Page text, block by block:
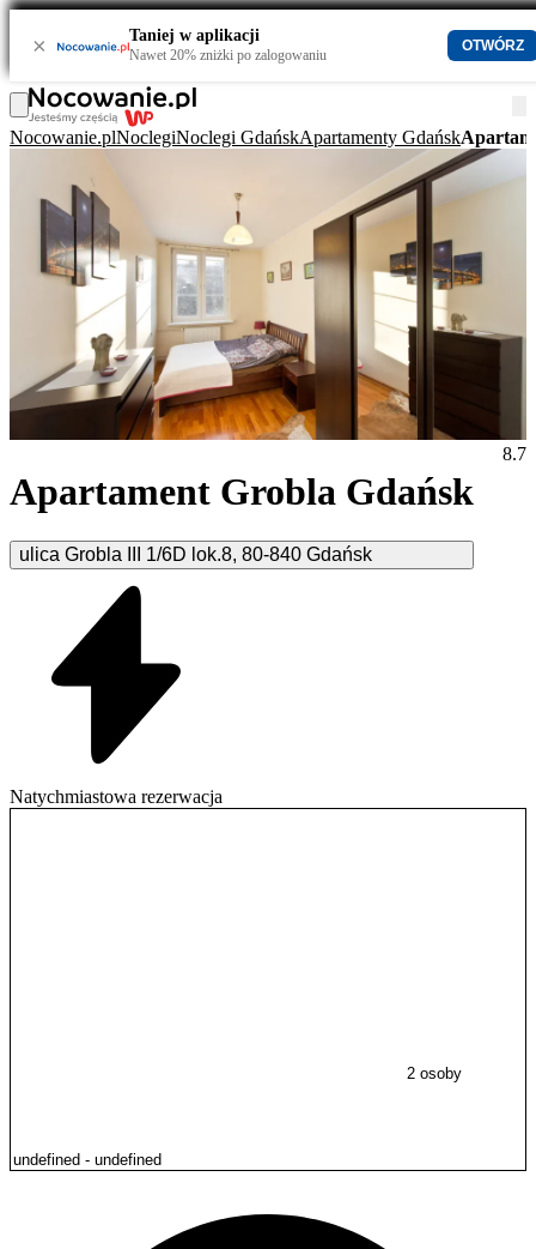
× Taniej w aplikacji
Nawet 20% zniżki po zalogowaniu
OTWÓRZ
Nocowanie.plNoclegiNoclegi GdańskApartamenty Gdańsk
Apartament Grobla Gdańsk
ulica Grobla III 1/6D lok.8, 80-840 Gdańsk
8.7
Natychmiastowa rezerwacja
2 osoby